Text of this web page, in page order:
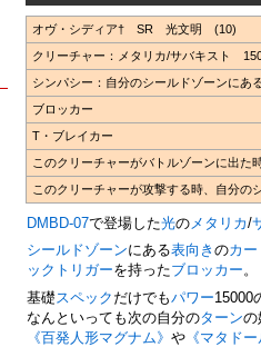
オヴ・シディア† SR 光文明 (10)
クリーチャー：メタリカ/サバキスト
シンパシー：自分のシールドゾーンにあ
ブロッカー
T・ブレイカー
このクリーチャーがバトルゾーンに出た
このクリーチャーが攻撃する時、自分の
DMBD-07で登場した光の メタリカ/
シールドゾーンにある表向きのカー
ックトリガーを持ったブロッカー。
基礎スペック だけでもパワー15000
なんといっても次の自分のターンの
《百発人形マグナム》や 《マタド